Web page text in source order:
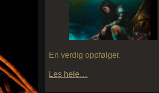
En verdig oppfølger.
Les hele…